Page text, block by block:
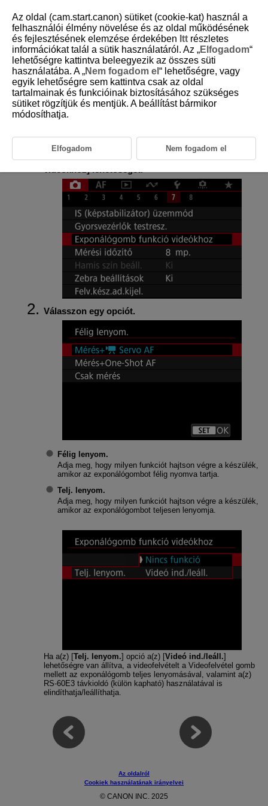
D271-117
Az exponálógomb funkciója
videók esetén
Beállíthatja, hogy milyen funkciókat végezzen az exponálógomb, amikor
Válassza a(z) [ :Exponálógomb funkció
Válasszon egy opciót.
Félig lenyom.
Adja meg, hogy milyen funkciót hajtson végre a készülék,
amikor az exponálógombot félig nyomva tartja.
Telj. lenyom.
Adja meg, hogy milyen funkciót hajtson végre a készülék,
amikor az exponálógombot teljesen lenyomja.
Ha a(z) [Telj. lenyom.] opció a(z) [Videó ind./leáll.]
lehetőségre van állítva, a videofelvételt a Videofelvétel gomb
mellett az exponálógomb teljes lenyomásával, valamint a(z)
RS-60E3távkioldó (külön kapható) használatával is
elindíthatja/leállíthatja.
Az oldalról
Cookiek használatának irányelvei
© CANON INC. 2025
Az oldal (cam.start.canon) sütiket (cookie-kat) használ a
felhasználói élmény növelése és az oldal működésének
és fejlesztésének elemzése érdekében Itt részletes
információkat talál a sütik használatáról. Az „Elfogadom“
lehetőségre kattintva beleegyezik az összes süti
használatába. A „Nem fogadom el “ lehetőségre, vagy
egyik lehetőségre sem kattintva csak az oldal
tartalmainak és funkcióinak biztosításához szükséges
sütiket rögzítjük és mentjük. A beállítást bármikor
módosíthatja.
Elfogadom Nem fogadom el